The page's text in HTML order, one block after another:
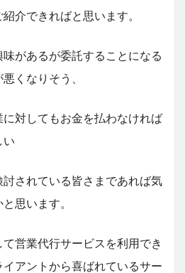
介できればと思います。
があるが委託することになる
くなりそう、
対してもお金を払わなければ
い
されている皆さまであれば気
思います。
営業代行サービスを利用でき
アントから喜ばれているサー